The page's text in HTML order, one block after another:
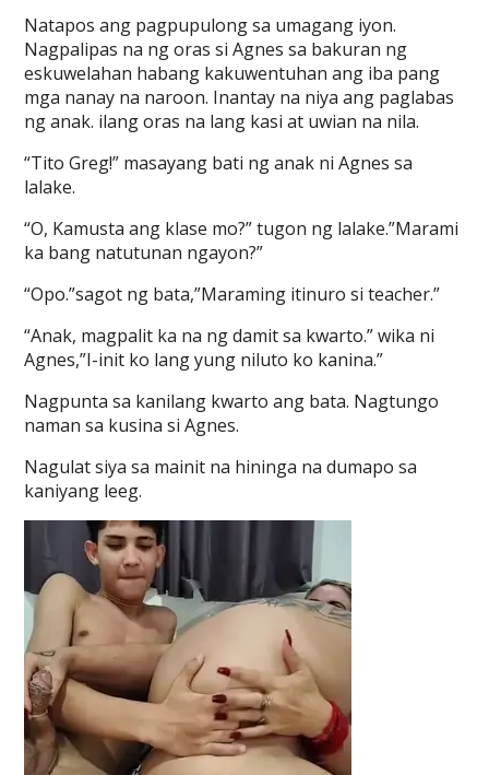
Natapos ang pagpupulong sa umagang iyon.
Nagpalipas na ng oras si Agnes sa bakuran ng
eskuwelahan habang kakuwentuhan ang iba pang
mga nanay na naroon. Inantay na niya ang paglabas
ng anak. ilang oras na lang kasi at uwian na nila.
“Tito Greg!” masayang bati ng anak ni Agnes sa
lalake.
“O, Kamusta ang klase mo?” tugon ng lalake.”Marami
ka bang natutunan ngayon?”
“Opo.”sagot ng bata,”Maraming itinuro si teacher.”
“Anak, magpalit ka na ng damit sa kwarto.” wika ni
Agnes,”I-init ko lang yung niluto ko kanina.”
Nagpunta sa kanilang kwarto ang bata. Nagtungo
naman sa kusina si Agnes.
Nagulat siya sa mainit na hininga na dumapo sa
kaniyang leeg.